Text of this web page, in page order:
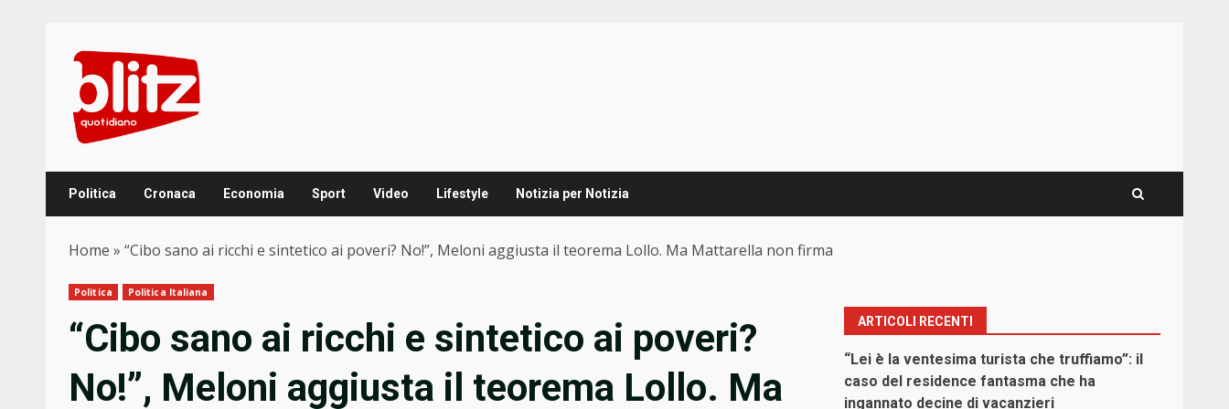
content
Politica Cronaca Economia Sport Video Lifestyle Notizia per Notizia
Home » “Cibo sano ai ricchi e sintetico ai poveri? No!”, Meloni aggiusta il teorema Lollo. Ma Mattarella non firma
Politica Politica Italiana
“Cibo sano ai ricchi e sintetico ai poveri?
No!”, Meloni aggiusta il teorema Lollo. Ma
ARTICOLI RECENTI
“Lei è la ventesima turista che truffiamo”: il
caso del residence fantasma che ha
ingannato decine di vacanzieri